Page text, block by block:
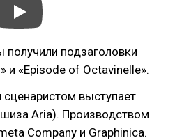
получили подзаголовки
и «Episode of Octavinelle».
выступает
Aria). Производством
Company и Graphinica.